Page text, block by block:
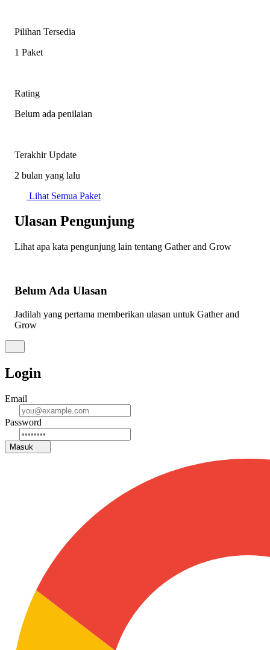
Pilihan Tersedia
1 Paket
Rating
Belum ada penilaian
Terakhir Update
2 bulan yang lalu
Lihat Semua Paket
Ulasan Pengunjung
Lihat apa kata pengunjung lain tentang Gather and Grow
Belum Ada Ulasan
Jadilah yang pertama memberikan ulasan untuk Gather and
Grow
Login
Email
Password
Masuk